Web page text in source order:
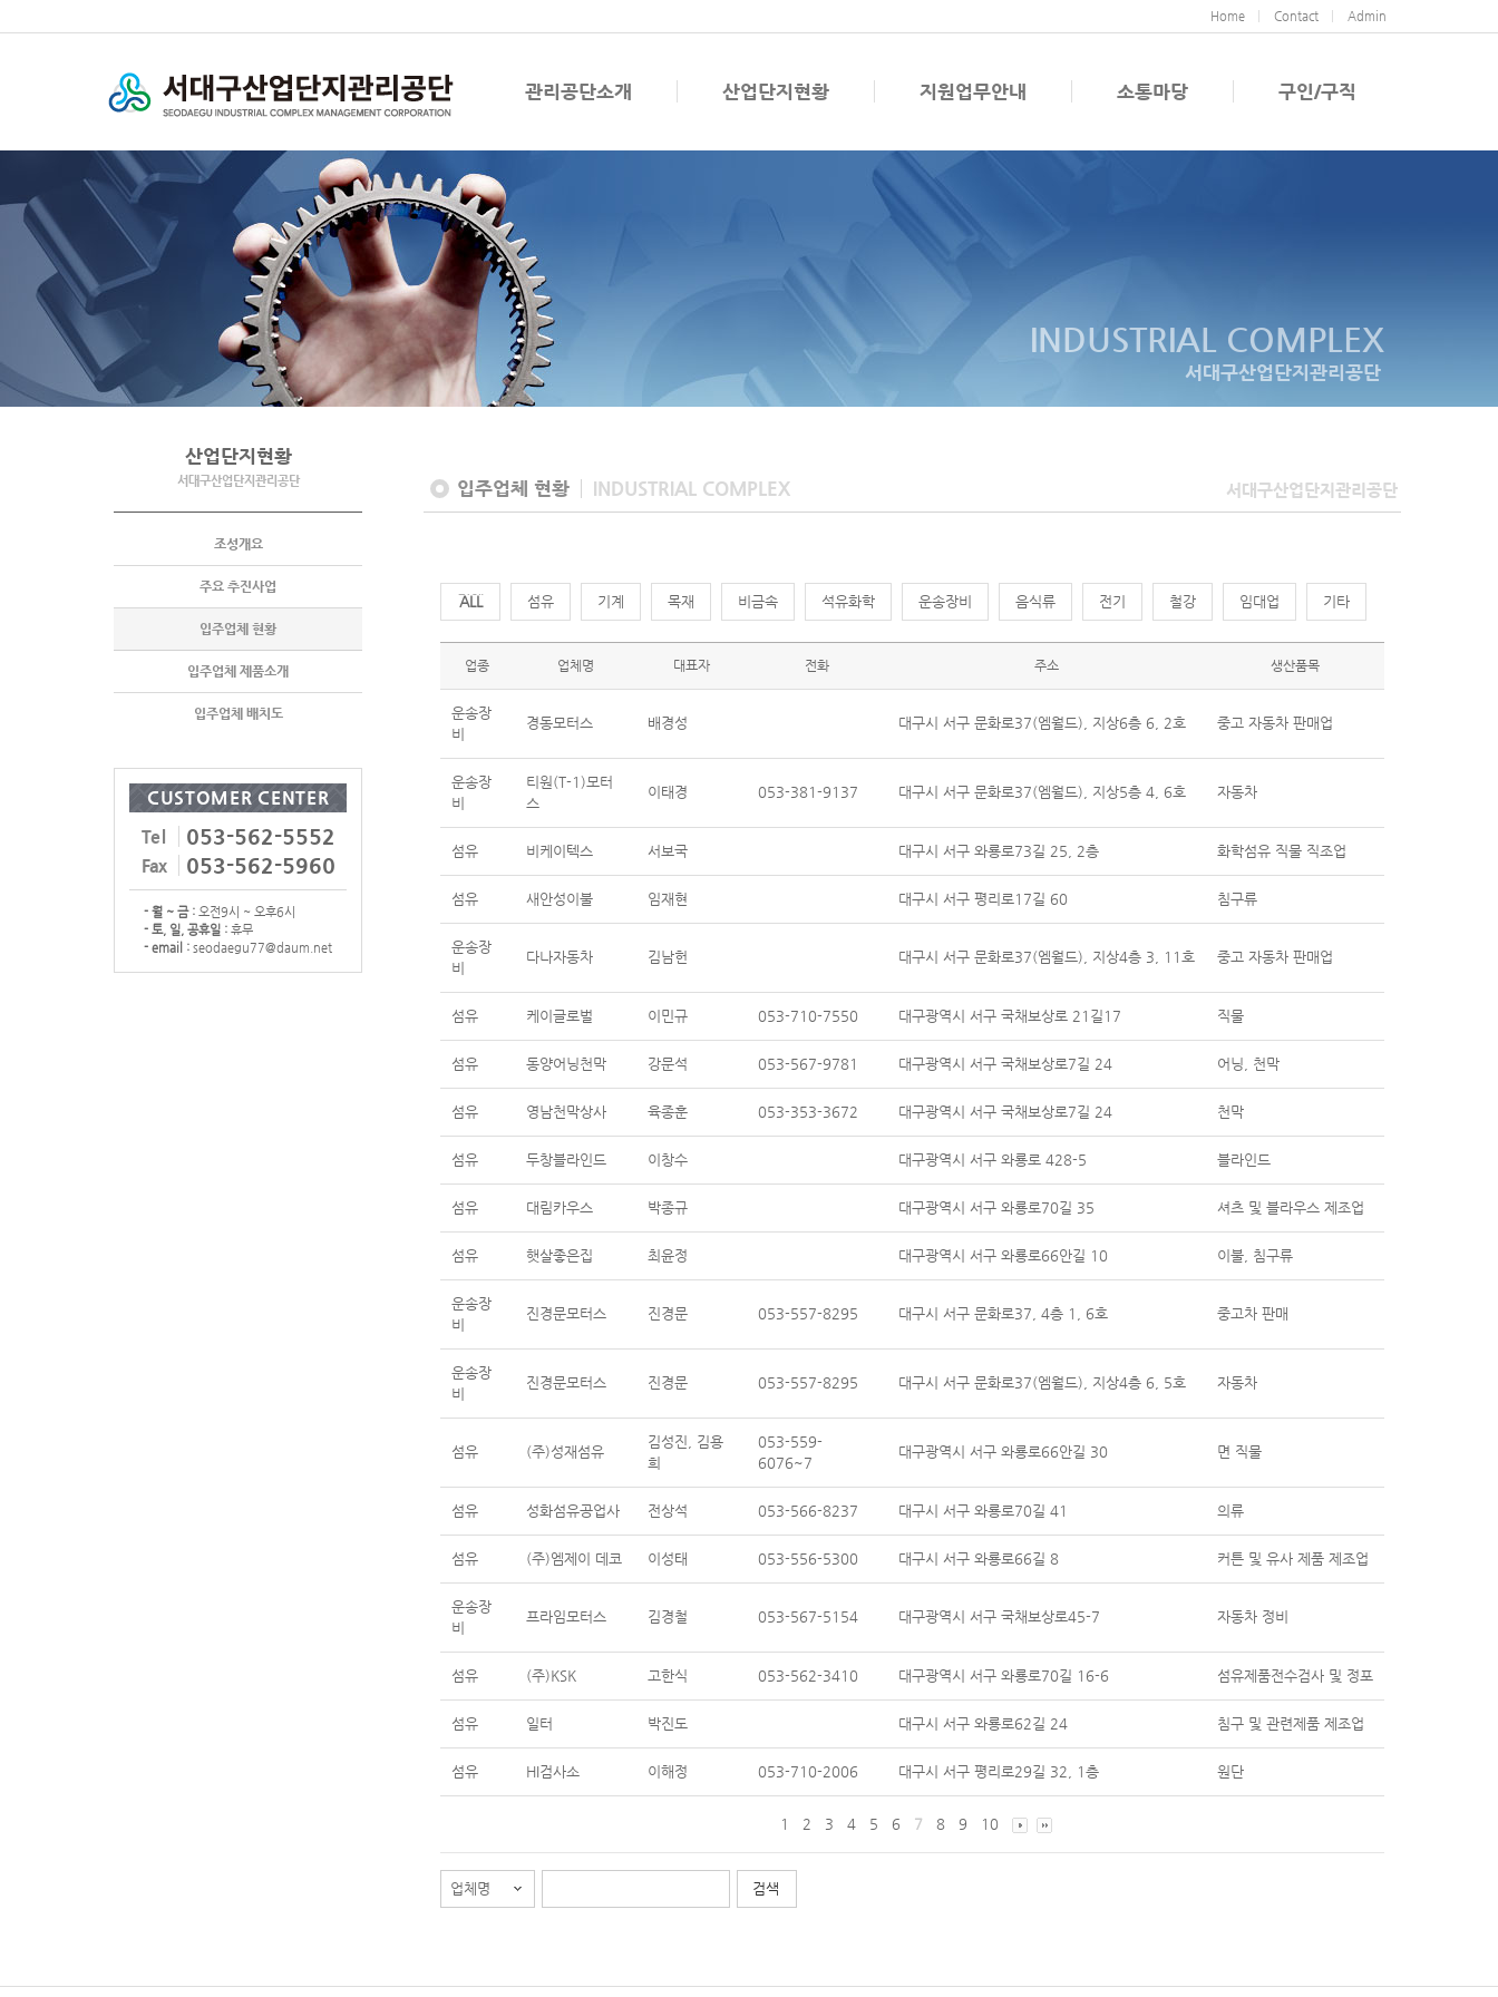
Home Contact Admin
관리공단소개 산업단지현황 지원업무안내 소통마당 구인/구직
INDUSTRIAL COMPLEX
서대구산업단지관리공단
산업단지현황
서대구산업단지관리공단
조성개요
주요 추진사업
입주업체 현황
입주업체 제품소개
입주업체 배치도
CUSTOMER CENTER
Tel
053-562-5552
Fax 053-562-5960
- 월 ~ 금 : 오전9시 ~ 오후6시
- 토, 일, 공휴일 : 휴무
- email : seodaegu77@daum.net
입주업체 현황 INDUSTRIAL COMPLEX 서대구산업단지관리공단
전체 섬유 기계 목재 비금속 석유화학 운송장비 음식류 전기 철강 임대업 기타
업종 업체명 대표자 전화 주소 생산품목
운송장
비
경동모터스 배경성 대구시 서구 문화로37(엠월드), 지상6층 6, 2호 중고 자동차 판매업
운송장
비
티원(T-1)모터
스
이태경 053-381-9137 대구시 서구 문화로37(엠월드), 지상5층 4, 6호 자동차
섬유 비케이텍스 서보국 대구시 서구 와룡로73길 25, 2층 화학섬유 직물 직조업
섬유 새안성이불 임재현 대구시 서구 평리로17길 60 침구류
운송장
비
다나자동차 김남헌 대구시 서구 문화로37(엠월드), 지상4층 3, 11호 중고 자동차 판매업
섬유 케이글로벌 이민규 053-710-7550 대구광역시 서구 국채보상로 21길17 직물
섬유 동양어닝천막 강문석 053-567-9781 대구광역시 서구 국채보상로7길 24 어닝, 천막
섬유 영남천막상사 육종훈 053-353-3672 대구광역시 서구 국채보상로7길 24 천막
섬유 두창블라인드 이창수 대구광역시 서구 와룡로 428-5 블라인드
섬유 대림카우스 박종규 대구광역시 서구 와룡로70길 35 셔츠 및 블라우스 제조업
섬유 햇살좋은집 최윤정 대구광역시 서구 와룡로66안길 10 이불, 침구류
운송장
비
진경문모터스 진경문 053-557-8295 대구시 서구 문화로37, 4층 1, 6호 중고차 판매
운송장
비
진경문모터스 진경문 053-557-8295 대구시 서구 문화로37(엠월드), 지상4층 6, 5호 자동차
섬유 (주)성재섬유
김성진, 김용
희
053-559-
6076~7
대구광역시 서구 와룡로66안길 30 면 직물
섬유 성화섬유공업사 전상석 053-566-8237 대구시 서구 와룡로70길 41 의류
섬유 (주)엠제이 데코 이성태 053-556-5300 대구시 서구 와룡로66길 8 커튼 및 유사 제품 제조업
운송장
비
프라임모터스 김경철 053-567-5154 대구광역시 서구 국채보상로45-7 자동차 정비
섬유 (주)KSK 고한식 053-562-3410 대구광역시 서구 와룡로70길 16-6 섬유제품전수검사 및 정포
섬유 일터 박진도 대구시 서구 와룡로62길 24 침구 및 관련제품 제조업
섬유 HI검사소 이해정 053-710-2006 대구시 서구 평리로29길 32, 1층 원단
1 2 3 4 5 6 7 8 9 10